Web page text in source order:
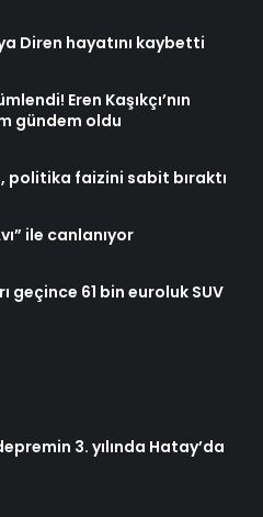
Diren hayatını kaybetti
Eren Kaşıkçı’nın
gündem oldu
politika faizini sabit bıraktı
ile canlanıyor
geçince 61 bin euroluk SUV
3. yılında Hatay’da